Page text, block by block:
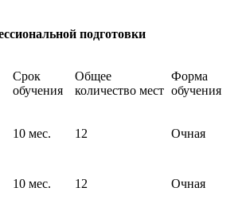
подготовки
Срок
обучения
Общее
количество мест
Форма
обучения
10 мес. 12 Очная
10 мес. 12 Очная